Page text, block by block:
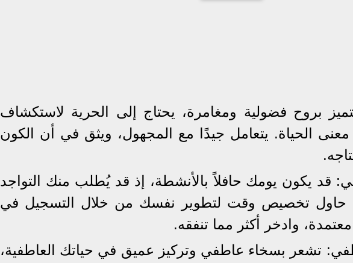
بروح فضولية ومغامرة، يحتاج إلى الحرية لاستكشاف
معنى الحياة. يتعامل جيدًا مع المجهول، ويثق في أن الكون
قد يكون يومك حافلاً بالأنشطة، إذ قد يُطلب منك التواجد
حاول تخصيص وقت لتطوير نفسك من خلال التسجيل في
وادخر أكثر مما تنفقه.
تشعر بسخاء عاطفي وتركيز عميق في حياتك العاطفية،